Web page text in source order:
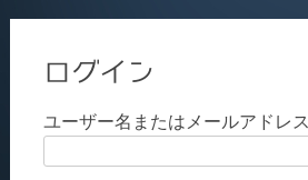
ログイン
ユーザー名またはメールアドレス